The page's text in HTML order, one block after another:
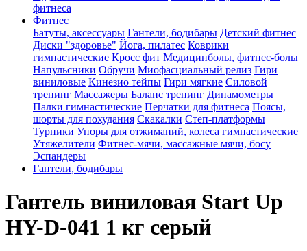
фитнеса
Фитнес
Батуты, аксессуары Гантели, бодибары Детский фитнес
Диски "здоровье" Йога, пилатес Коврики
гимнастические Кросс фит Медицинболы, фитнес-болы
Напульсники Обручи Миофасциальный релиз Гири
виниловые Кинезио тейпы Гири мягкие Силовой
тренинг Массажеры Баланс тренинг Динамометры
Палки гимнастические Перчатки для фитнеса Поясы,
шорты для похудания Скакалки Степ-платформы
Турники Упоры для отжиманий, колеса гимнастические
Утяжелители Фитнес-мячи, массажные мячи, босу
Эспандеры
Гантели, бодибары
Гантель виниловая Start Up
HY-D-041 1 кг серый